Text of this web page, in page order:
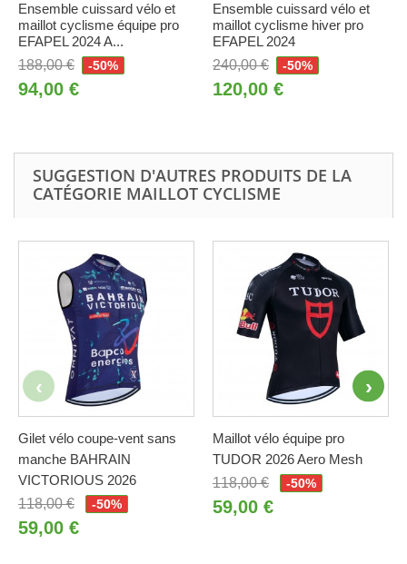
Ensemble cuissard vélo et
maillot cyclisme équipe pro
EFAPEL 2024 A...
188,00 €
-50%
94,00 €
Ensemble cuissard vélo et
maillot cyclisme hiver pro
EFAPEL 2024
240,00 €
-50%
120,00 €
SUGGESTION D'AUTRES PRODUITS DE LA
CATÉGORIE MAILLOT CYCLISME
Gilet vélo coupe-vent sans
manche BAHRAIN
VICTORIOUS 2026
118,00 €
-50%
59,00 €
Maillot vélo équipe pro
TUDOR 2026 Aero Mesh
118,00 €
-50%
59,00 €